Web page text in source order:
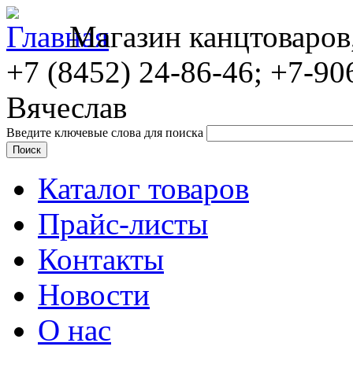
Магазин
+7 (8452) 24-86-46; +7-
Вячеслав
Введите ключевые слова для поиска
Каталог товаров
Прайс-листы
Контакты
Новости
О нас